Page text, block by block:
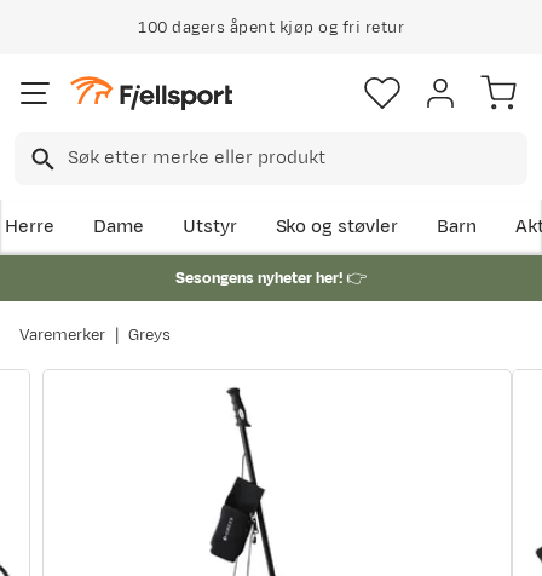
100 dagers åpent kjøp og fri retur
Herre Dame Utstyr Sko og støvler Barn
Sesongens nyheter her!👉
Varemerker Greys